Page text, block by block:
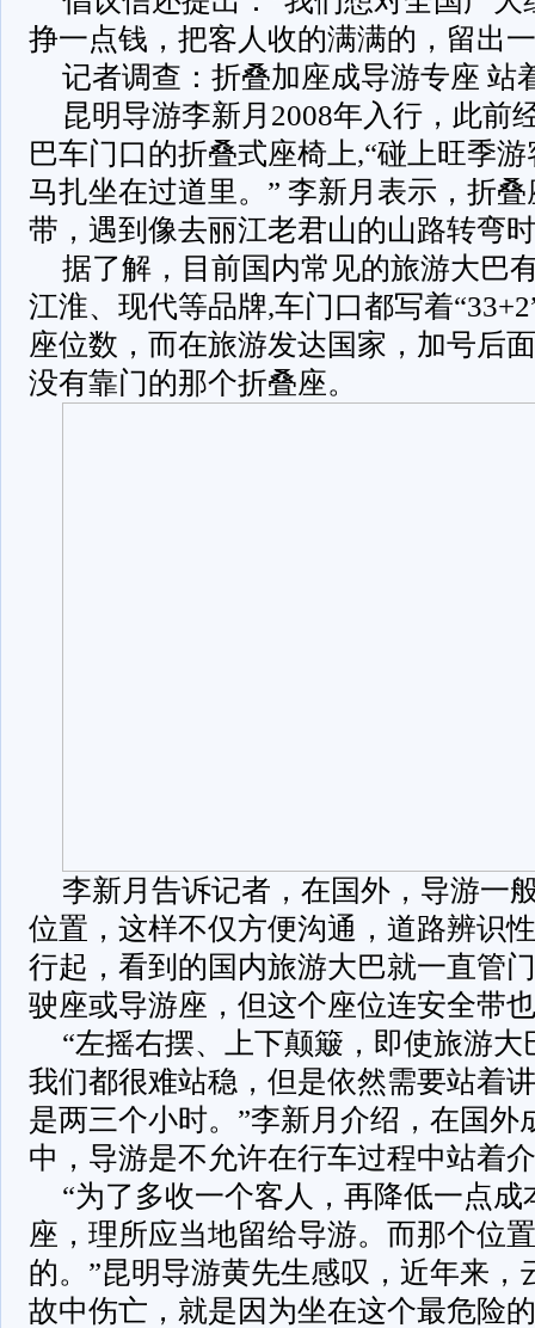
挣一点钱，把客人收的满满的，留出
记者调查：折叠加座成导游专座 站
昆明导游李新月2008年入行，此前
巴车门口的折叠式座椅上,“碰上旺季
马扎坐在过道里。” 李新月表示，折
带，遇到像去丽江老君山的山路转弯
据了解，目前国内常见的旅游大巴
江淮、现代等品牌,车门口都写着
座位数，而在旅游发达国家，加号后
没有靠门的那个折叠座。
李新月告诉记者，在国外，导游一
位置，这样不仅方便沟通，道路辨识
行起，看到的国内旅游大巴就一直管
驶座或导游座，但这个座位连安全带
“左摇右摆、上下颠簸，即使旅游
我们都很难站稳，但是依然需要站着
是两三个小时。”李新月介绍，在国外
中，导游是不允许在行车过程中站着
“为了多收一个客人，再降低一点
座，理所应当地留给导游。而那个位
的。”昆明导游黄先生感叹，近年来，
故中伤亡，就是因为坐在这个最危险